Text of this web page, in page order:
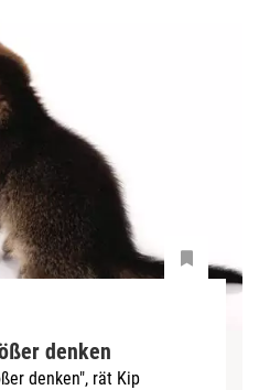
denken
denken", rät Kip